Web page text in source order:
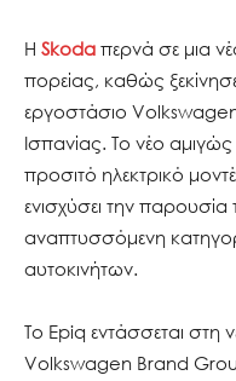
Η Skoda περνά σε μια
πορείας, καθώς
εργοστάσιο
Ισπανίας. Το νέο αμιγώς
προσιτό ηλεκτρικό
ενισχύσει την
αναπτυσσόμενη
αυτοκινήτων.
Το Epiq εντάσσεται
Volkswagen Brand